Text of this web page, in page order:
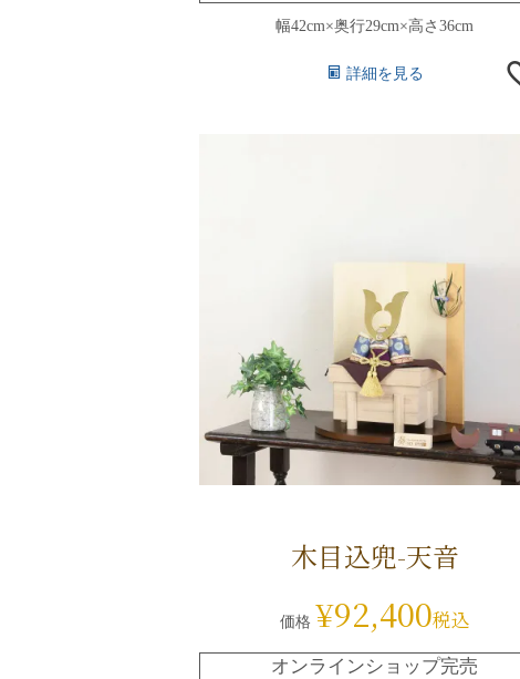
幅42cm×奥行29cm×高さ36cm
詳細を見る
木目込兜-天音
価格 ¥92,400税込
オンラインショップ完売